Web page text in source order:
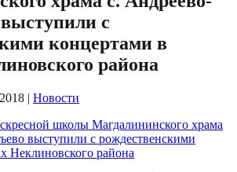
с
концертами в
района
| Новости